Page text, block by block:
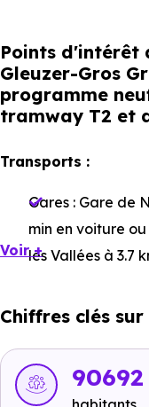
Points d'intérêt
Gleuzer-Gros
programme
tramway T2 et
Transports :
Gares : Gare de
min en voiture
les Vallées à 3.7
km, soit 5 min en
Bus :
Ligne 378 -
min en voiture ou
Voir +
Chiffres clés
90692